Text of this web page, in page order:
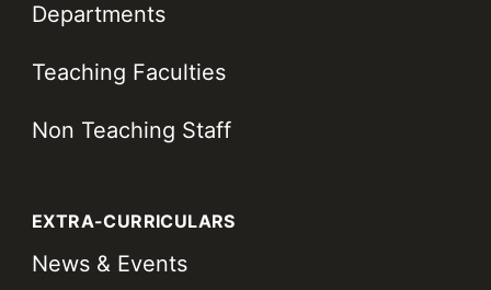
Departments
Teaching Faculties
Non Teaching Staff
EXTRA-CURRICULARS
News & Events